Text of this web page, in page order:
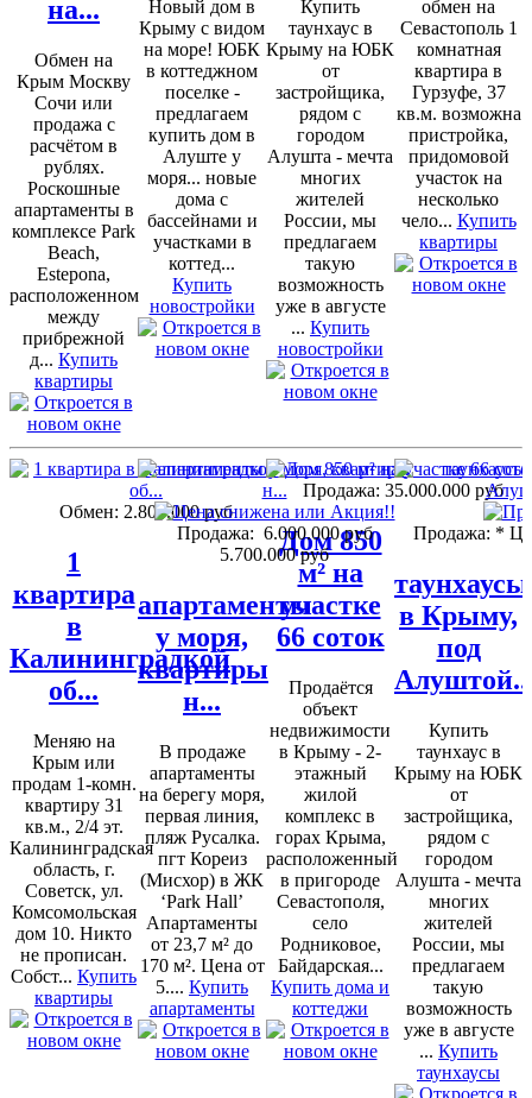
на...
Обмен на
Крым Москву
Сочи или
продажа с
расчётом в
рублях.
Роскошные
апартаменты в
комплексе Park
Beach,
Estepona,
расположенном
между
прибрежной
д... Купить
квартиры
Новый дом в
Крыму с видом
на море! ЮБК
в коттеджном
поселке -
предлагаем
купить дом в
Алуште у
моря... новые
дома с
бассейнами и
участками в
коттед...
Купить
новостройки
Купить
таунхаус в
Крыму на ЮБК
от
застройщика,
рядом с
городом
Алушта - мечта
многих
жителей
России, мы
предлагаем
такую
возможность
уже в августе
... Купить
новостройки
обмен на
Севастополь 1
комнатная
квартира в
Гурзуфе, 37
кв.м. возможна
пристройка,
придомовой
участок на
несколько
чело... Купить
квартиры
Обмен: 2.800.000 руб
1
квартира
в
Калининградкой
об...
Меняю на
Крым или
продам 1-комн.
квартиру 31
кв.м., 2/4 эт.
Калининградская
область, г.
Советск, ул.
Комсомольская
дом 10. Никто
не прописан.
Собст... Купить
квартиры
Продажа: 6.000.000 руб
5.700.000 руб
апартаменты
у моря,
квартиры
н...
В продаже
апартаменты
на берегу моря,
первая линия,
пляж Русалка.
пгт Кореиз
(Мисхор) в ЖК
‘Park Hall’
Апартаменты
от 23,7 м² до
170 м². Цена от
5.... Купить
апартаменты
Продажа: 35.000.000 руб
Дом 850
м² на
участке
66 соток
Продаётся
объект
недвижимости
в Крыму - 2-
этажный
жилой
комплекс в
горах Крыма,
расположенный
в пригороде
Севастополя,
село
Родниковое,
Байдарская...
Купить дома и
коттеджи
Продажа: *
таунхаусы
в Крыму,
под
Купить
таунхаус в
Крыму на ЮБК
от
застройщика,
рядом с
городом
Алушта - мечта
многих
жителей
России, мы
предлагаем
такую
возможность
уже в августе
... Купить
таунхаусы